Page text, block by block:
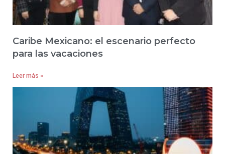
Caribe Mexicano: el escenario perfecto
para las vacaciones
Leer más »